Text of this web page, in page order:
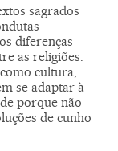
sagrados
diferenças
as religiões.
cultura,
se adaptar à
porque não
de cunho